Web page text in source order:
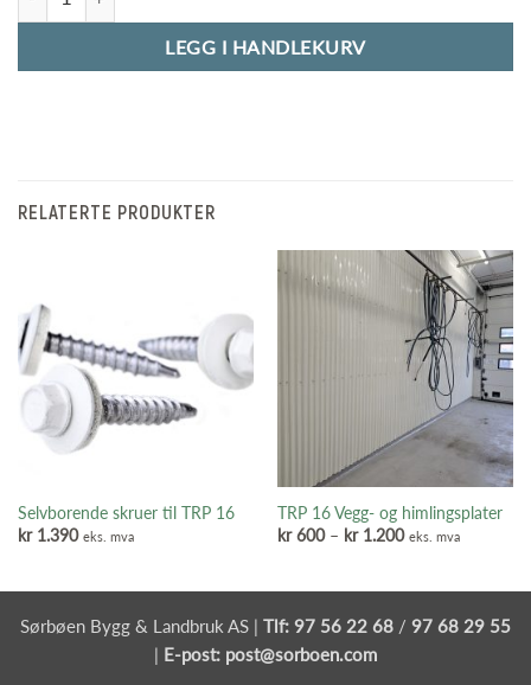
LEGG I HANDLEKURV
RELATERTE PRODUKTER
Selvborende skruer til TRP 16
kr1.390 eks. mva
TRP 16 Vegg- og himlingsplater
kr600 – kr1.200Prisområde:
eks. mva
Sørbøen Bygg & Landbruk AS | Tlf: 97 56 22 68 / 97 68 29 55
| E-post: post@sorboen.com